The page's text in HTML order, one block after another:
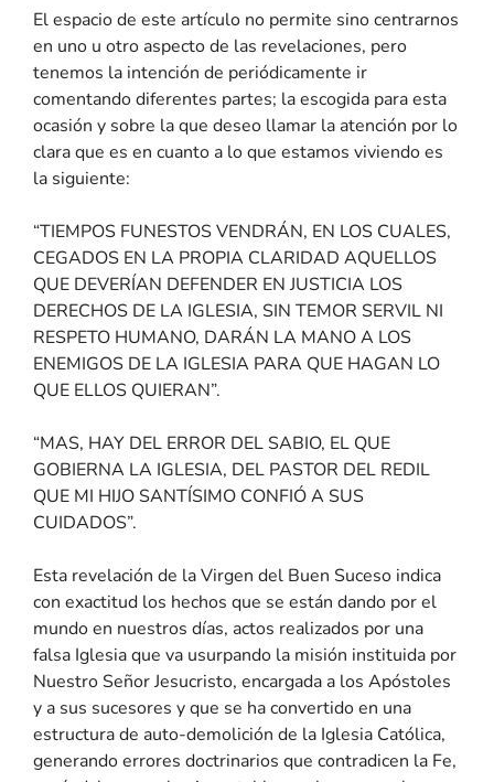
El espacio de este artículo no permite sino centrarnos
en uno u otro aspecto de las revelaciones, pero
tenemos la intención de periódicamente ir
comentando diferentes partes; la escogida para esta
ocasión y sobre la que deseo llamar la atención por lo
clara que es en cuanto a lo que estamos viviendo es
la siguiente:
“TIEMPOS FUNESTOS VENDRÁN, EN LOS CUALES,
CEGADOS EN LA PROPIA CLARIDAD AQUELLOS
QUE DEVERÍAN DEFENDER EN JUSTICIA LOS
DERECHOS DE LA IGLESIA, SIN TEMOR SERVIL NI
RESPETO HUMANO, DARÁN LA MANO A LOS
ENEMIGOS DE LA IGLESIA PARA QUE HAGAN LO
QUE ELLOS QUIERAN”.
“MAS, HAY DEL ERROR DEL SABIO, EL QUE
GOBIERNA LA IGLESIA, DEL PASTOR DEL REDIL
QUE MI HIJO SANTÍSIMO CONFIÓ A SUS
CUIDADOS”.
Esta revelación de la Virgen del Buen Suceso indica
con exactitud los hechos que se están dando por el
mundo en nuestros días, actos realizados por una
falsa Iglesia que va usurpando la misión instituida por
Nuestro Señor Jesucristo, encargada a los Apóstoles
y a sus sucesores y que se ha convertido en una
estructura de auto-demolición de la Iglesia Católica,
generando errores doctrinarios que contradicen la Fe,